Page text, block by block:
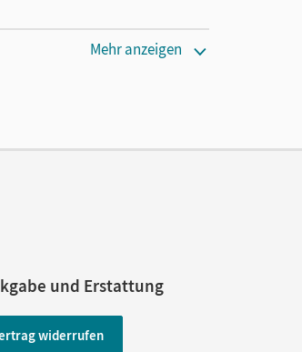
Mehr anzeigen
und Erstattung
widerrufen